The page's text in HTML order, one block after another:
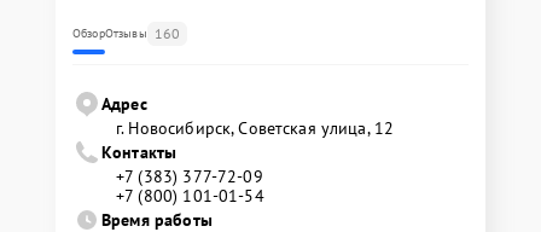
ОбзорОтзывы 160
Адрес
г. Новосибирск, Советская улица, 12
Контакты
+7 (383) 377-72-09
+7 (800) 101-01-54
Время работы